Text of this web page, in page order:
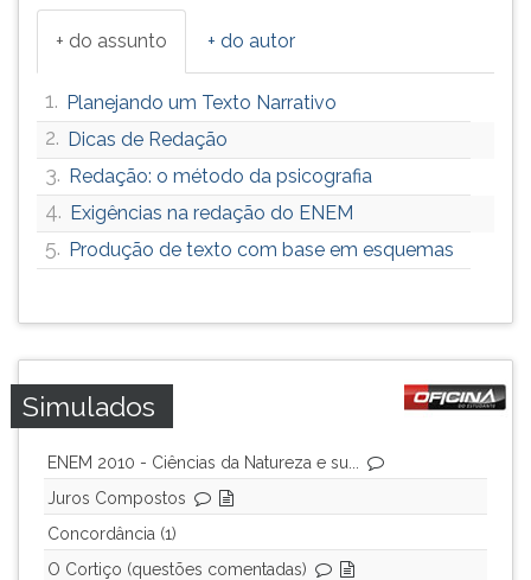
+ do assunto + do autor
1. Planejando um Texto Narrativo
2. Dicas de Redação
3. Redação: o método da psicografia
4. Exigências na redação do ENEM
5. Produção de texto com base em esquemas
Simulados
ENEM 2010 - Ciências da Natureza e su...
Juros Compostos
Concordância (1)
O Cortiço (questões comentadas)